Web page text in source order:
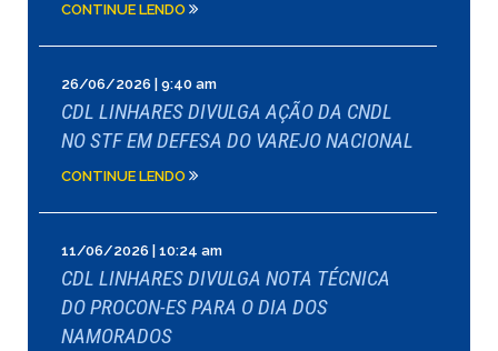
CONTINUE LENDO
26/06/2026 | 9:40 am
CDL LINHARES DIVULGA AÇÃO DA CNDL
NO STF EM DEFESA DO VAREJO NACIONAL
CONTINUE LENDO
11/06/2026 | 10:24 am
CDL LINHARES DIVULGA NOTA TÉCNICA
DO PROCON-ES PARA O DIA DOS
NAMORADOS